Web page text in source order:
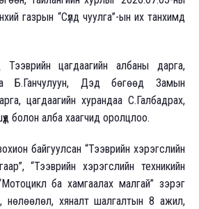
газрын “Сүлд чуулга”-ын их танхимд
цагдаагийн албаны дарга,
Б.Ганчулуун, Дэд бөгөөд Замын
цагдаагийн хурандаа С.Галбадрах,
болон алба хаагчид оролцлоо.
байгуулсан “Тээврийн хэрэгслийн
“Тээврийн хэрэгслийн техникийн
ба хамгаалах малгай” зэрэг
нөлөөлөл, хяналт шалгалтын 8 ажил,